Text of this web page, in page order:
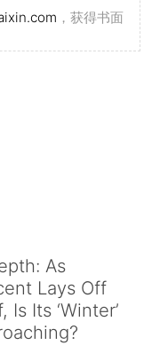
，获得书面
As
Lays Off
Is Its ‘Winter’